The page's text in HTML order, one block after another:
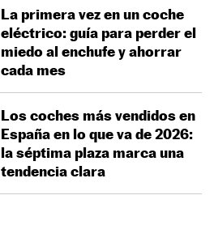
La primera vez en un coche
eléctrico: guía para perder el
miedo al enchufe y ahorrar
cada mes
Los coches más vendidos en
España en lo que va de 2026:
la séptima plaza marca una
tendencia clara